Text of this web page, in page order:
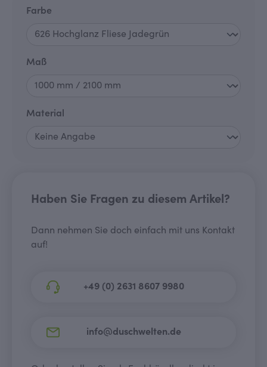
Farbe
Maßauswählen
Material
Haben Sie Fragen zu diesem Artikel?
Dann nehmen Sie doch einfach mit uns Kontakt
auf!
+49 (0) 2631 8607 9980
info@duschwelten.de